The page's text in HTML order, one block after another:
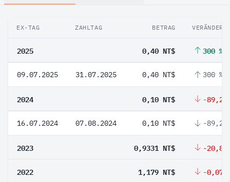
EX-TAG ZAHLTAG BETRAG
2025 0,40 NT$ 300 %
09.07.2025 31.07.2025 0,40 NT$ 300 %
2024 0,10 NT$ -89,28
16.07.2024 07.08.2024 0,10 NT$ -89,28
2023 0,9331 NT$ -20,86
2022 1,179 NT$ -0,07